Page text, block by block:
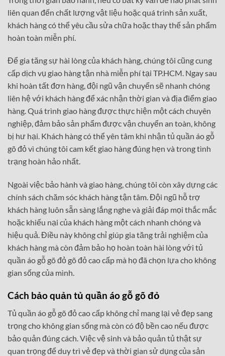
liên quan đến chất lượng vật liệu hoặc quá trình sản xuất,
khách hàng có thể yêu cầu sửa chữa hoặc thay thế sản phẩm
hoàn toàn miễn phí.
Để gia tăng sự hài lòng của khách hàng, chúng tôi cũng cung
cấp dịch vụ giao hàng tận nhà miễn phí tại TP.HCM. Ngay sau
khi hoàn tất đơn hàng, đội ngũ vận chuyển sẽ nhanh chóng
liên hệ với khách hàng để xác nhận thời gian và địa điểm giao
hàng. Quá trình giao hàng được thực hiện một cách chuyên
nghiệp, đảm bảo sản phẩm được vận chuyển an toàn, không
bị hư hại. Khách hàng có thể yên tâm khi nhận tủ quần áo gỗ
gõ đỏ vì chúng tôi cam kết giao hàng đúng hẹn và trong tình
trạng hoàn hảo nhất.
Ngoài việc bảo hành và giao hàng, chúng tôi còn xây dựng các
chính sách chăm sóc khách hàng tận tâm. Đội ngũ hỗ trợ
khách hàng luôn sẵn sàng lắng nghe và giải đáp mọi thắc mắc
hoặc khiếu nại của khách hàng một cách nhanh chóng và
hiệu quả. Điều này không chỉ giúp gia tăng trải nghiệm của
khách hàng mà còn đảm bảo họ hoàn toàn hài lòng với tủ
quần áo gỗ gõ đỏ gõ đỏ cao cấp mà họ đã chọn lựa cho không
gian sống của mình.
Cách bảo quản tủ quần áo gỗ gõ đỏ
Tủ quần áo gỗ gõ đỏ cao cấp không chỉ mang lại vẻ đẹp sang
trọng cho không gian sống mà còn có độ bền cao nếu được
bảo quản đúng cách. Việc vệ sinh và bảo quản tủ thật sự
quan trọng để duy trì vẻ đẹp và thời gian sử dụng của sản